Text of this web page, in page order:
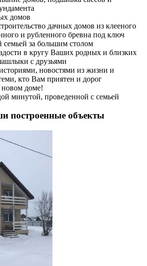
домов
дачных домов из клееного
и рубленного бревна под ключ
семьей за большим столом
в кругу Ваших родных и близких
с друзьями
новостями из жизни и
кто Вам приятен и дорог
доме!
минутой, проведенной с семьей
построенные объекты